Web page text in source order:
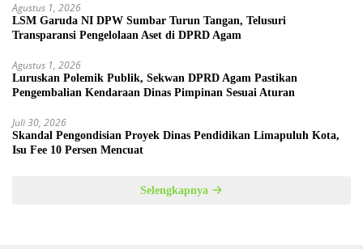
Agustus 1, 2026
LSM Garuda NI DPW Sumbar Turun Tangan, Telusuri
Transparansi Pengelolaan Aset di DPRD Agam
Agustus 1, 2026
Luruskan Polemik Publik, Sekwan DPRD Agam Pastikan
Pengembalian Kendaraan Dinas Pimpinan Sesuai Aturan
Juli 30, 2026
Skandal Pengondisian Proyek Dinas Pendidikan Limapuluh Kota,
Isu Fee 10 Persen Mencuat
Selengkapnya